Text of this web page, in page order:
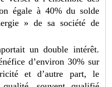
égale à 40% du solde
» de sa société de
un double intérêt.
d’environ 30% sur
et d’autre part, le